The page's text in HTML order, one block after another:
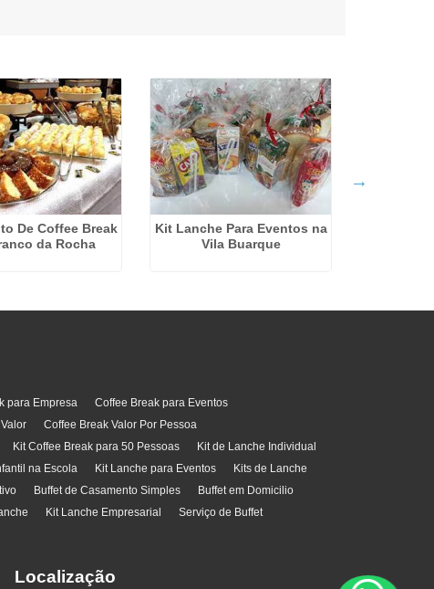
De Coffee Break
da Rocha
Kit Lanche Para Eventos na
Vila Buarque
para Empresa
Coffee Break para Eventos
Coffee Break Valor Por Pessoa
Kit Coffee Break para 50 Pessoas
Kit de Lanche Individual
na Escola Kit Lanche para Eventos
Kits de Lanche
Buffet de Casamento Simples
Buffet em Domicilio
Kit Lanche Empresarial
Serviço de Buffet
Localização